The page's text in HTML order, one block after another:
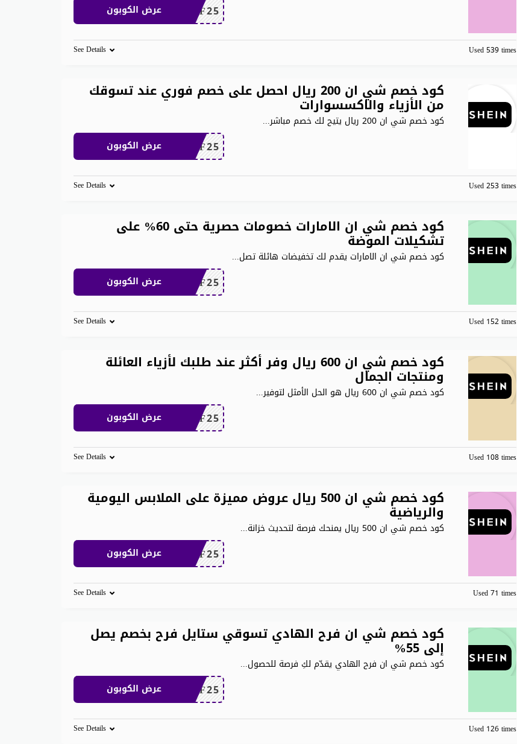
MEAF25 عرض الكوبون
Used 539 times
See Details
كود خصم شي ان 200 ريال احصل على خصم فوري عند تسوقك
من الأزياء والاكسسوارات
كود خصم شي ان 200 ريال يتيح لك خصم مباشر ...
MEAF25 عرض الكوبون
Used 253 times
See Details
كود خصم شي ان الامارات خصومات حصرية حتى 60% على
تشكيلات الموضة
كود خصم شي ان الامارات يقدم لك تخفيضات هائلة تصل...
MEAF25 عرض الكوبون
Used 152 times
See Details
كود خصم شي ان 600 ريال وفر أكثر عند طلبك لأزياء العائلة
ومنتجات الجمال
كود خصم شي ان 600 ريال هو الحل الأمثل لتوفير ...
MEAF25 عرض الكوبون
Used 108 times
See Details
كود خصم شي ان 500 ريال عروض مميزة على الملابس اليومية
والرياضية
كود خصم شي ان 500 ريال يمنحك فرصة لتحديث خزانة ...
MEAF25 عرض الكوبون
Used 71 times
See Details
كود خصم شي ان فرح الهادي تسوقي ستايل فرح بخصم يصل
إلى 55%
كود خصم شي ان فرح الهادي يقدّم لكِ فرصة للحصول...
MEAF25 عرض الكوبون
Used 126 times
See Details